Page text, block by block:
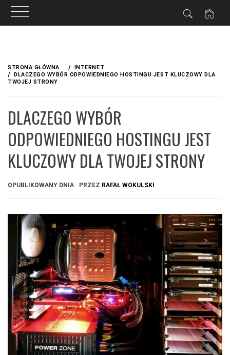
treściSTRONA GŁÓWNA
INTERNET
DLACZEGO WYBÓR ODPOWIEDNIEGO HOSTINGU JEST KLUCZOWY DLA
TWOJEJ STRONY
DLACZEGO WYBÓR
ODPOWIEDNIEGO HOSTINGU JEST
KLUCZOWY DLA TWOJEJ STRONY
OPUBLIKOWANY DNIA PRZEZ RAFAŁ WOKULSKI